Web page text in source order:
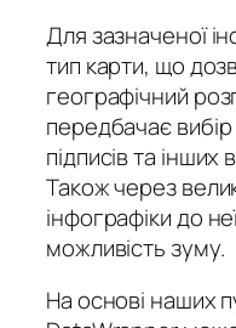
Для зазначеної
тип карти, що
географічний
передбачає
підписів та інших
Також через
інфографіки до
можливість зуму.
На основі наших